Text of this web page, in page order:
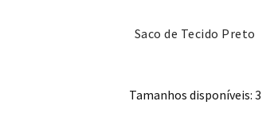
Saco de Tecido Preto
Tamanhos disponíveis: 3